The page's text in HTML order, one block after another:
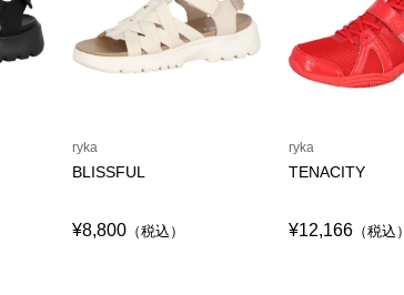
ryka
BLISSFUL
¥8,800 （税込）
ryka
TENACITY
¥12,166 （税込）